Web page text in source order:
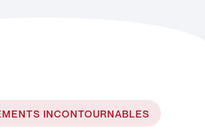
INCONTOURNABLES